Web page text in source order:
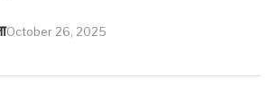
October 26, 2025